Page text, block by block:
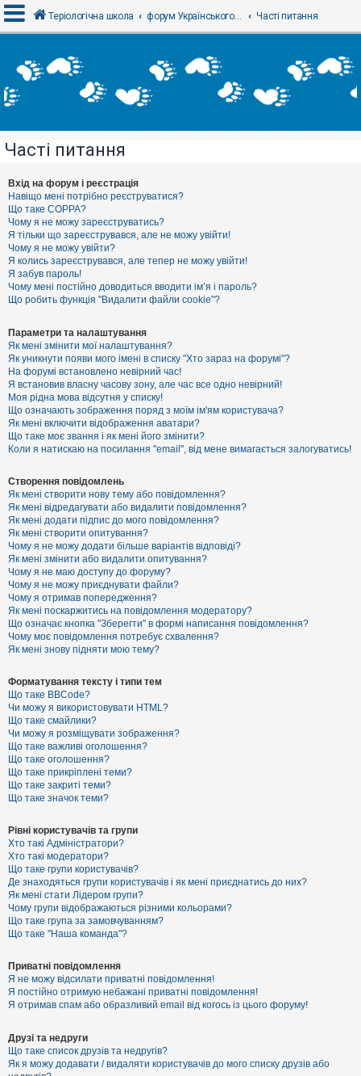
х
і
Р
є
с
т
р
а
ц
і
я
Т
м
и
б
е
з
в
і
д
п
о
в
і
е
й
А
к
т
и
в
н
і
т
е
м
и
П
о
ш
у
к
Д
о
п
о
г
а
Теріологічна школа форум Українського теріологічного товариства Часті питання
Часті питання
Вхід на форум і реєстрація
Навіщо мені потрібно реєструватися?
Що таке COPPA?
Чому я не можу зареєструватись?
Я тільки що зареєструвався, але не можу увійти!
Чому я не можу увійти?
Я колись зареєструвався, але тепер не можу увійти!
Я забув пароль!
Чому мені постійно доводиться вводити ім’я і пароль?
Що робить функція "Видалити файли cookie"?
Параметри та налаштування
Як мені змінити мої налаштування?
Як уникнути появи мого імені в списку "Хто зараз на форумі"?
На форумі встановлено невірний час!
Я встановив власну часову зону, але час все одно невірний!
Моя рідна мова відсутня у списку!
Що означають зображення поряд з моїм ім'ям користувача?
Як мені включити відображення аватари?
Що таке моє звання і як мені його змінити?
Коли я натискаю на посилання "email", від мене вимагається залогуватись!
Створення повідомлень
Як мені створити нову тему або повідомлення?
Як мені відредагувати або видалити повідомлення?
Як мені додати підпис до мого повідомлення?
Як мені створити опитування?
Чому я не можу додати більше варіантів відповіді?
Як мені змінити або видалити опитування?
Чому я не маю доступу до форуму?
Чому я не можу приєднувати файли?
Чому я отримав попередження?
Як мені поскаржитись на повідомлення модератору?
Що означає кнопка "Зберегти" в формі написання повідомлення?
Чому моє повідомлення потребує схвалення?
Як мені знову підняти мою тему?
Форматування тексту і типи тем
Що таке BBCode?
Чи можу я використовувати HTML?
Що таке смайлики?
Чи можу я розміщувати зображення?
Що таке важливі оголошення?
Що таке оголошення?
Що таке прикріплені теми?
Що таке закриті теми?
Що таке значок теми?
Рівні користувачів та групи
Хто такі Адміністратори?
Хто такі модератори?
Що таке групи користувачів?
Де знаходяться групи користувачів і як мені приєднатись до них?
Як мені стати Лідером групи?
Чому групи відображаються різними кольорами?
Що таке група за замовчуванням?
Що таке "Наша команда"?
Приватні повідомлення
Я не можу відсилати приватні повідомлення!
Я постійно отримую небажані приватні повідомлення!
Я отримав спам або образливий email від когось із цього форуму!
Друзі та недруги
Що таке список друзів та недругів?
Як я можу додавати / видаляти користувачів до мого списку друзів або